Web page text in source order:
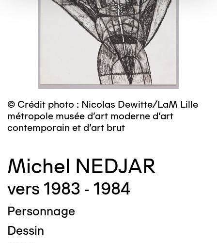
© Crédit photo : Nicolas Dewitte/LaM Lille
métropole musée d’art moderne d’art
contemporain et d’art brut
Michel NEDJAR
vers 1983 - 1984
Personnage
Dessin